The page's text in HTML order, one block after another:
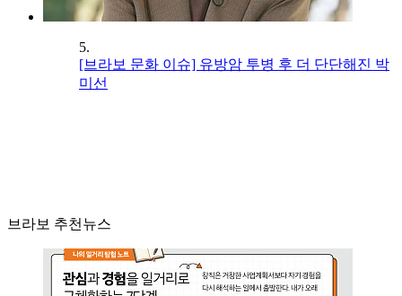
5.
[브라보 문화 이슈] 유방암 투병 후 더 단단해진 박
미선
브라보 추천뉴스